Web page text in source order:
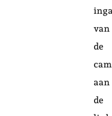
van
de
aan
de